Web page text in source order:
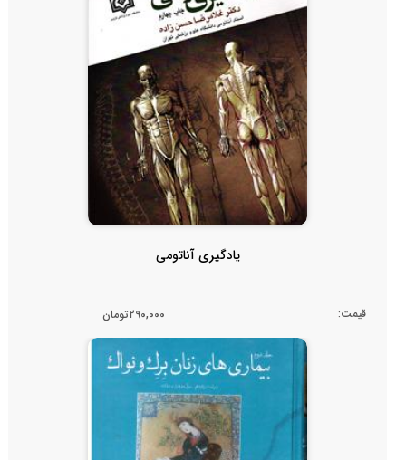
یادگیری آناتومی
قیمت: 290,000تومان